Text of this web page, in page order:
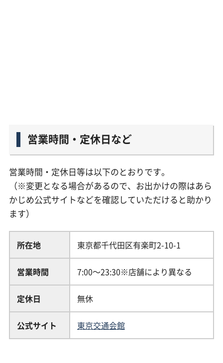
営業時間・定休日など
営業時間・定休日等は以下のとおりです。
（※変更となる場合があるので、お出かけの際はあら
かじめ公式サイトなどを確認していただけると助かり
ます）
所在地 東京都千代田区有楽町2-10-1
営業時間 7:00〜23:30※店舗により異なる
定休日 無休
公式サイト 東京交通会館